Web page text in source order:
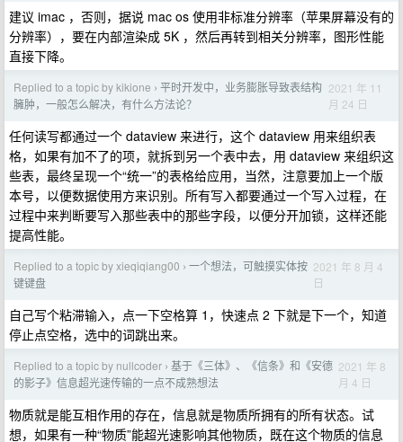
建议 imac ，否则，据说 mac os 使用非标准分辨率（苹果屏幕没有的
分辨率），要在内部渲染成 5K ，然后再转到相关分辨率，图形性能
直接下降。
Replied to a topic by kikione › 平时开发中，业务膨胀导致表结构
臃肿，一般怎么解决，有什么方法论？
2021 年 11
月 24 日
任何读写都通过一个 dataview 来进行，这个 dataview 用来组织表
格，如果有加不了的项，就拆到另一个表中去，用 dataview 来组织这
些表，最终呈现一个“统一”的表格给应用，当然，注意要加上一个版
本号，以便数据使用方来识别。所有写入都要通过一个写入过程，在
过程中来判断要写入那些表中的那些字段，以便分开加锁，这样还能
提高性能。
Replied to a topic by xieqiqiang00 › 一个想法，可触摸实体按
键键盘
2021 年 8 月 4
日
自己写个粘滞输入，点一下空格算 1，快速点 2 下就是下一个，知道
停止点空格，选中的词跳出来。
Replied to a topic by nullcoder › 基于《三体》、《信条》和《安德
的影子》信息超光速传输的一点不成熟想法
2021 年 8
月 4 日
物质就是能互相作用的存在，信息就是物质所拥有的所有状态。试
想，如果有一种“物质”能超光速影响其他物质，既在这个物质的信息